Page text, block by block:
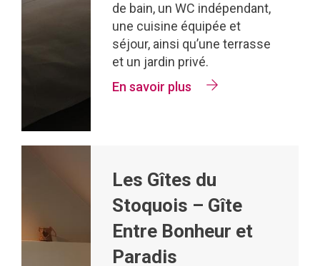
de bain, un WC indépendant,
une cuisine équipée et
séjour, ainsi qu’une terrasse
et un jardin privé.
En savoir plus
Les Gîtes du
Stoquois – Gîte
Entre Bonheur et
Paradis